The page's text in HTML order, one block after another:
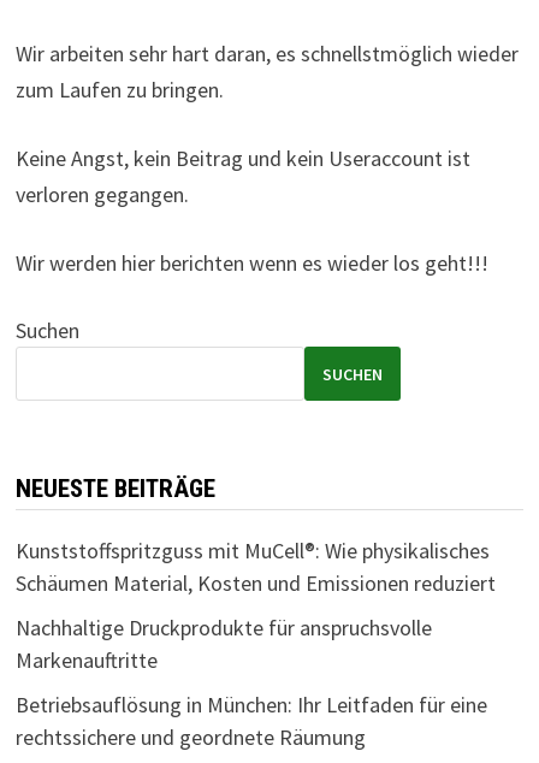
Wir arbeiten sehr hart daran, es schnellstmöglich wieder
zum Laufen zu bringen.
Keine Angst, kein Beitrag und kein Useraccount ist
verloren gegangen.
Wir werden hier berichten wenn es wieder los geht!!!
Suchen
SUCHEN
NEUESTE BEITRÄGE
Kunststoffspritzguss mit MuCell®: Wie physikalisches
Schäumen Material, Kosten und Emissionen reduziert
Nachhaltige Druckprodukte für anspruchsvolle
Markenauftritte
Betriebsauflösung in München: Ihr Leitfaden für eine
rechtssichere und geordnete Räumung